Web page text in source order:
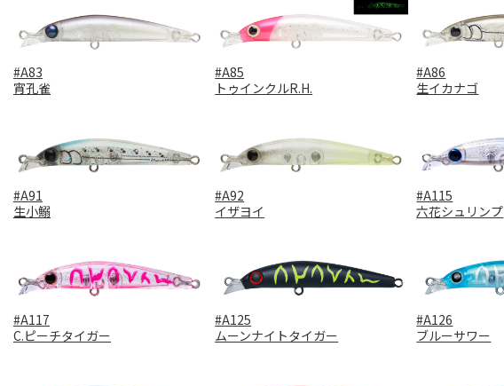
#A83
宵孔雀
#A85
トゥインクルR.H.
#A86
生イカナゴ
#A91
生小鰯
#A92
イザヨイ
#A115
六花シュリンプ
#A117
C.ピーチタイガー
#A125
ムーンナイトタイガー
#A126
ブルーサワー